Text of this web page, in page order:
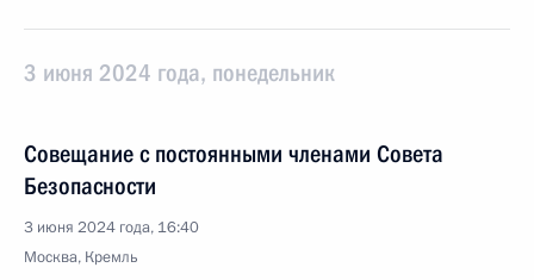
3 июня 2024 года, понедельник
Совещание с постоянными членами Совета
Безопасности
3 июня 2024 года, 16:40
Москва, Кремль